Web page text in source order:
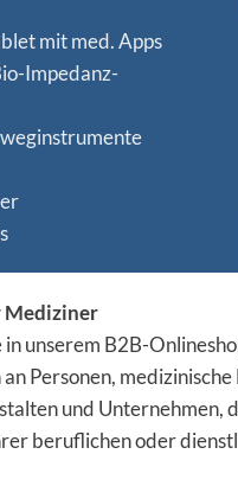
mit med. Apps
Impedanz-
Mediziner
unserem B2B-
Personen,
und Unternehmen,
beruflichen oder